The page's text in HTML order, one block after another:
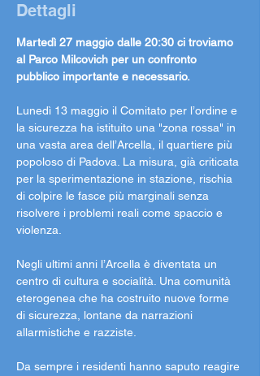
Dettagli
Martedì 27 maggio dalle 20:30 ci troviamo
al Parco Milcovich per un confronto
pubblico importante e necessario.
Lunedì 13 maggio il Comitato per l’ordine e
la sicurezza ha istituito una "zona rossa" in
una vasta area dell’Arcella, il quartiere più
popoloso di Padova. La misura, già criticata
per la sperimentazione in stazione, rischia
di colpire le fasce più marginali senza
risolvere i problemi reali come spaccio e
violenza.
Negli ultimi anni l’Arcella è diventata un
centro di cultura e socialità. Una comunità
eterogenea che ha costruito nuove forme
di sicurezza, lontane da narrazioni
allarmistiche e razziste.
Da sempre i residenti hanno saputo reagire